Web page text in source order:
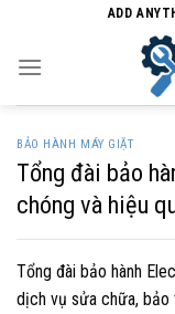
content
ADD
BẢO HÀNH MÁY GIẶT
Tổng đài bảo
chóng và hiệu
Tổng đài bảo hành
dịch vụ sửa chữa,